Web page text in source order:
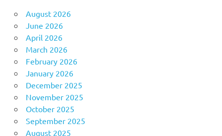
August 2026
June 2026
April 2026
March 2026
February 2026
January 2026
December 2025
November 2025
October 2025
September 2025
August 2025